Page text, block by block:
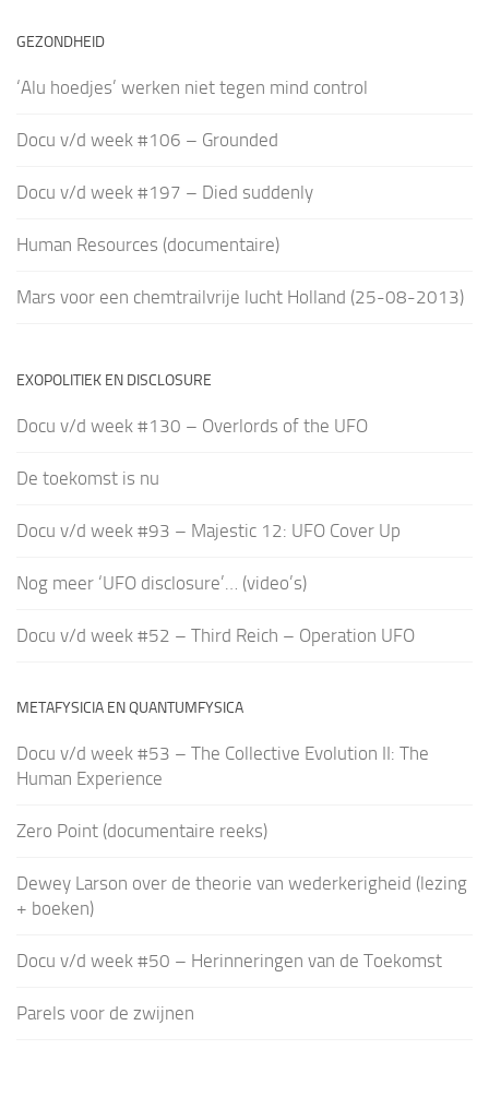
GEZONDHEID
‘Alu hoedjes’ werken niet tegen mind control
Docu v/d week #106 – Grounded
Docu v/d week #197 – Died suddenly
Human Resources (documentaire)
Mars voor een chemtrailvrije lucht Holland (25-08-2013)
EXOPOLITIEK EN DISCLOSURE
Docu v/d week #130 – Overlords of the UFO
De toekomst is nu
Docu v/d week #93 – Majestic 12: UFO Cover Up
Nog meer ‘UFO disclosure’… (video’s)
Docu v/d week #52 – Third Reich – Operation UFO
METAFYSICIA EN QUANTUMFYSICA
Docu v/d week #53 – The Collective Evolution II: The
Human Experience
Zero Point (documentaire reeks)
Dewey Larson over de theorie van wederkerigheid (lezing
+ boeken)
Docu v/d week #50 – Herinneringen van de Toekomst
Parels voor de zwijnen